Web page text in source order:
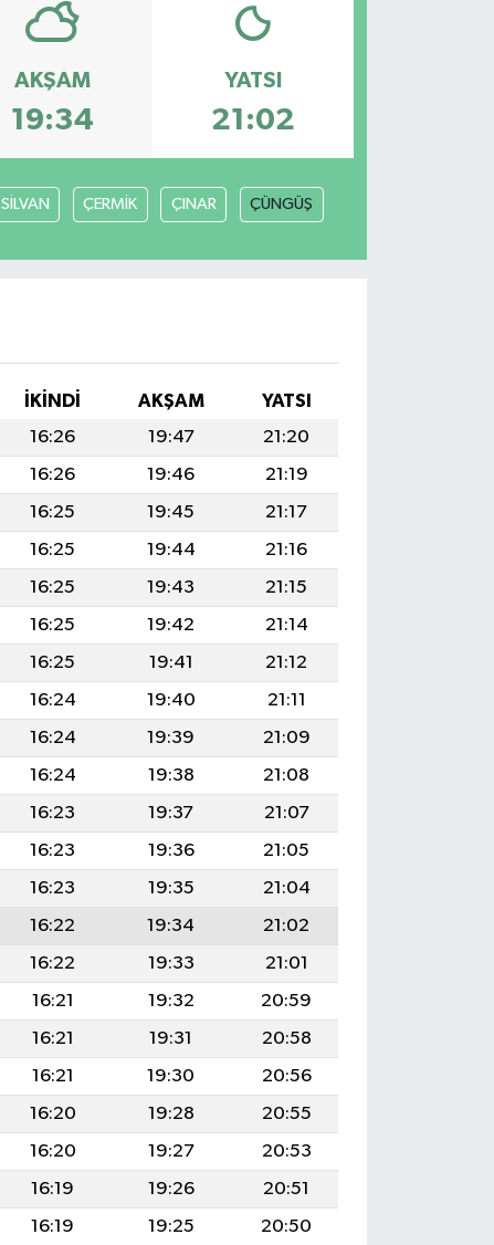
AKŞAM
19:34
YATSI
21:02
SİLVAN ÇERMİK ÇINAR ÇÜNGÜŞ
İKINDI AKŞAM
YATSI
16:26 19:47
21:20
16:26 19:46
21:19
16:25 19:45
21:17
16:25 19:44
21:16
16:25 19:43
21:15
16:25 19:42
21:14
16:25 19:41
21:12
16:24 19:40
21:11
16:24 19:39
21:09
16:24 19:38
21:08
16:23 19:37
21:07
16:23 19:36
21:05
16:23 19:35
21:04
16:22 19:34
21:02
16:22 19:33
21:01
16:21 19:32
20:59
16:21 19:31
20:58
16:21 19:30
20:56
16:20 19:28
20:55
16:20 19:27
20:53
16:19 19:26
20:51
16:19 19:25
20:50